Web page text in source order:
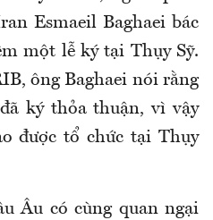
Esmaeil Baghaei bác
một lễ ký tại Thụy Sỹ.
ông Baghaei nói rằng
ký thỏa thuận, vì vậy
được tổ chức tại Thụy
Âu có cùng quan ngại